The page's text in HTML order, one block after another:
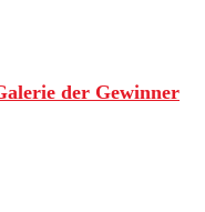
der Gewinner